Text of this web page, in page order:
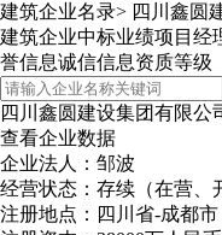
建筑企业名录> 四川鑫圆
建筑企业中标业绩项目经
誉信息诚信信息资质等级
四川鑫圆建设集团有限公
查看企业数据
企业法人：邹波
经营状态：存续（在营、
注册地点：四川省-成都市